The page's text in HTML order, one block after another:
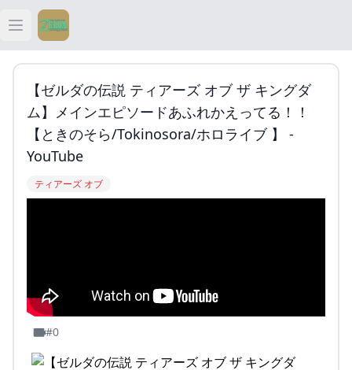
Open main menu
ティアキン
ティアキン 祠
ティアキン 武器
【ゼルダの伝説 ティアーズ オブ ザ キングダ
ム】メインエピソードあふれかえってる！！
【ときのそら/Tokinosora/ホロライブ 】 -
YouTube
ティアーズ オブ
#0